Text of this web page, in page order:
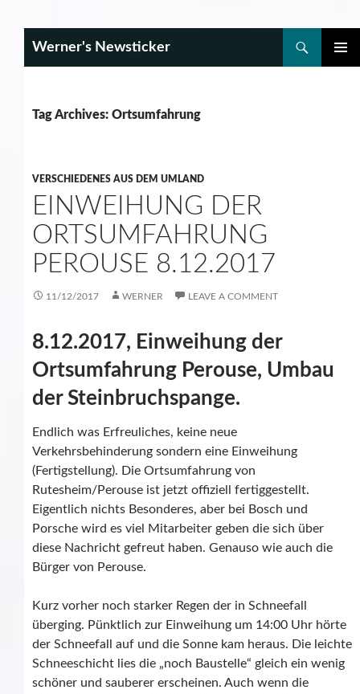
Werner's Newsticker
Tag Archives: Ortsumfahrung
VERSCHIEDENES AUS DEM UMLAND
EINWEIHUNG DER
ORTSUMFAHRUNG
PEROUSE 8.12.2017
11/12/2017 WERNER LEAVE A COMMENT
8.12.2017, Einweihung der
Ortsumfahrung Perouse, Umbau
der Steinbruchspange.
Endlich was Erfreuliches, keine neue
Verkehrsbehinderung sondern eine Einweihung
(Fertigstellung). Die Ortsumfahrung von
Rutesheim/Perouse ist jetzt offiziell fertiggestellt.
Eigentlich nichts Besonderes, aber bei Bosch und
Porsche wird es viel Mitarbeiter geben die sich über
diese Nachricht gefreut haben. Genauso wie auch die
Bürger von Perouse.
Kurz vorher noch starker Regen der in Schneefall
überging. Pünktlich zur Einweihung um 14:00 Uhr hörte
der Schneefall auf und die Sonne kam heraus. Die leichte
Schneeschicht lies die „noch Baustelle“ gleich ein wenig
schöner und sauberer erscheinen. Auch wenn die